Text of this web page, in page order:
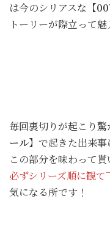
は今のシリアスな 【
トーリーが際立って
毎回裏切りが起こり驚
ール】 で起きた出来事
この部分を味わって
必ずシリーズ順に観て
気になる所です！